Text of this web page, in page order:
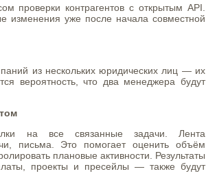
проверки контрагентов с открытым API.
изменения уже после начала совместной
из нескольких юридических лиц — их
вероятность, что два менеджера будут
на все связанные задачи. Лента
письма. Это помогает оценить объём
плановые активности. Результаты
проекты и пресейлы — также будут